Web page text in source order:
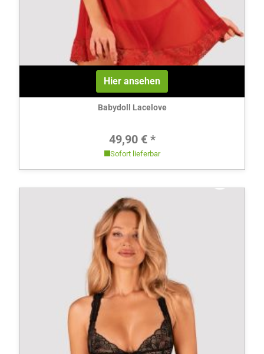
Hier ansehen
Babydoll Lacelove
Regulärer Preis:
49,90 € *
Sofort lieferbar